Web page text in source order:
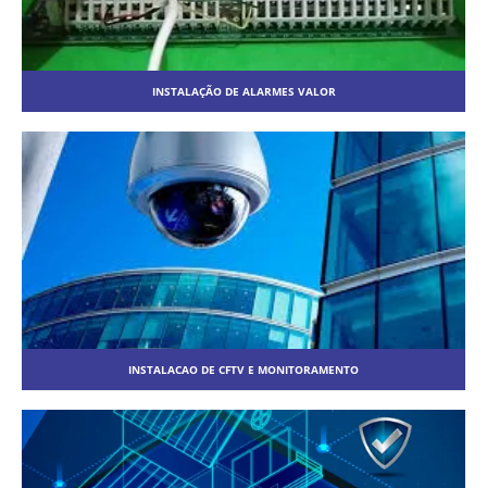
INSTALAÇÃO DE ALARMES VALOR
INSTALACAO DE CFTV E MONITORAMENTO